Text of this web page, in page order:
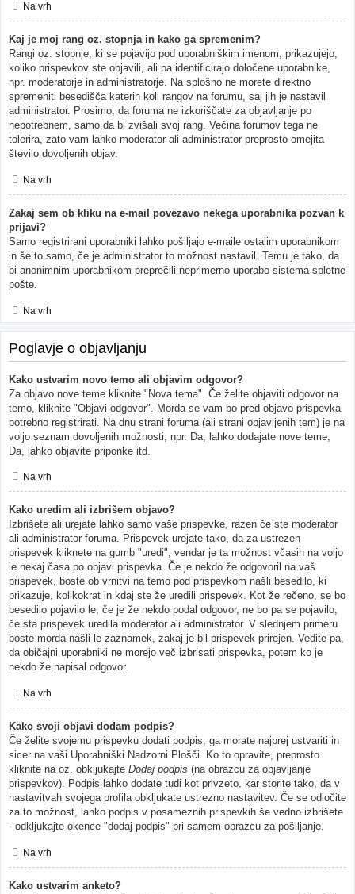
Na vrh
Kaj je moj rang oz. stopnja in kako ga spremenim?
Rangi oz. stopnje, ki se pojavijo pod uporabniškim imenom, prikazujejo,
koliko prispevkov ste objavili, ali pa identificirajo določene uporabnike,
npr. moderatorje in administratorje. Na splošno ne morete direktno
spremeniti besedišča katerih koli rangov na forumu, saj jih je nastavil
administrator. Prosimo, da foruma ne izkoriščate za objavljanje po
nepotrebnem, samo da bi zvišali svoj rang. Večina forumov tega ne
tolerira, zato vam lahko moderator ali administrator preprosto omejita
število dovoljenih objav.
Na vrh
Zakaj sem ob kliku na e-mail povezavo nekega uporabnika pozvan k
prijavi?
Samo registrirani uporabniki lahko pošiljajo e-maile ostalim uporabnikom
in še to samo, če je administrator to možnost nastavil. Temu je tako, da
bi anonimnim uporabnikom preprečili neprimerno uporabo sistema spletne
pošte.
Na vrh
Poglavje o objavljanju
Kako ustvarim novo temo ali objavim odgovor?
Za objavo nove teme kliknite "Nova tema". Če želite objaviti odgovor na
temo, kliknite "Objavi odgovor". Morda se vam bo pred objavo prispevka
potrebno registrirati. Na dnu strani foruma (ali strani objavljenih tem) je na
voljo seznam dovoljenih možnosti, npr. Da, lahko dodajate nove teme;
Da, lahko objavite priponke itd.
Na vrh
Kako uredim ali izbrišem objavo?
Izbrišete ali urejate lahko samo vaše prispevke, razen če ste moderator
ali administrator foruma. Prispevek urejate tako, da za ustrezen
prispevek kliknete na gumb "uredi", vendar je ta možnost včasih na voljo
le nekaj časa po objavi prispevka. Če je nekdo že odgovoril na vaš
prispevek, boste ob vrnitvi na temo pod prispevkom našli besedilo, ki
prikazuje, kolikokrat in kdaj ste že uredili prispevek. Kot že rečeno, se bo
besedilo pojavilo le, če je že nekdo podal odgovor, ne bo pa se pojavilo,
če sta prispevek uredila moderator ali administrator. V slednjem primeru
boste morda našli le zaznamek, zakaj je bil prispevek prirejen. Vedite pa,
da običajni uporabniki ne morejo več izbrisati prispevka, potem ko je
nekdo že napisal odgovor.
Na vrh
Kako svoji objavi dodam podpis?
Če želite svojemu prispevku dodati podpis, ga morate najprej ustvariti in
sicer na vaši Uporabniški Nadzorni Plošči. Ko to opravite, preprosto
kliknite na oz. obkljukajte Dodaj podpis (na obrazcu za objavljanje
prispevkov). Podpis lahko dodate tudi kot privzeto, kar storite tako, da v
nastavitvah svojega profila obkljukate ustrezno nastavitev. Če se odločite
za to možnost, lahko podpis v posameznih prispevkih še vedno izbrišete
- odkljukajte okence "dodaj podpis" pri samem obrazcu za pošiljanje.
Na vrh
Kako ustvarim anketo?